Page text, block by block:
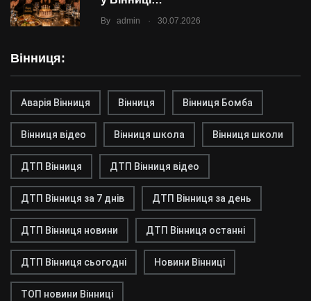
By admin . 30.07.2026
Вінниця:
Аварія Вінниця Вінниця Вінниця Бомба
Вінниця відео Вінниця школа Вінниця школи
ДТП Вінниця ДТП Вінниця відео
ДТП Вінниця за 7 днів ДТП Вінниця за день
ДТП Вінниця новини ДТП Вінниця останні
ДТП Вінниця сьогодні Новини Вінниці
ТОП новини Вінниці